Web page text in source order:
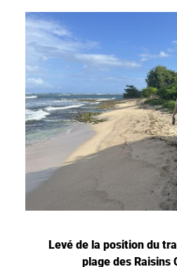
Levé de la position du
plage des Raisins